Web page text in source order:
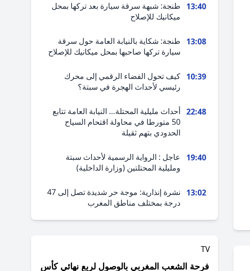
13:40
طنجة: شبهة سرقة سيارة بعد تركها بمحل
ميكانيك للإصلاح
13:08
طنجة: شكاية بالنيابة العامة حول سرقة
سيارة تركها صاحبها بمحل ميكانيك للإصلاح
10:39 كيف تحول الفضاء الرقمي إلى محرك
رئيسي لأحداث الهجرة في سبتة؟
22:48 أحداث مليلية المحتلة… النيابة العامة تتابع
50 متورطا في محاولة اقتحام السياح
الحدودي بتهم ثقيلة
19:40
عاجل : الرواية الرسمية لأحداث سبتة
ومليلية المحتلتين (وزارة الداخلية)
13:02
نشرة إنذارية: موجة حر شديدة تصل إلى 47
درجة بمختلف مناطق المغرب
TV
فرحة الشعب المغربي بالوصول لربع نهائي كأس